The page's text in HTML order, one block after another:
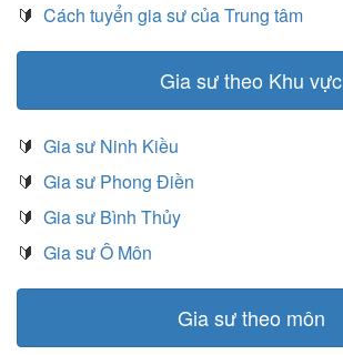
🔰 Cách tuyển gia sư của Trung tâm
Gia sư theo Khu vực
🔰 Gia sư Ninh Kiều
🔰 Gia sư Phong Điền
🔰 Gia sư Bình Thủy
🔰 Gia sư Ô Môn
Gia sư theo môn